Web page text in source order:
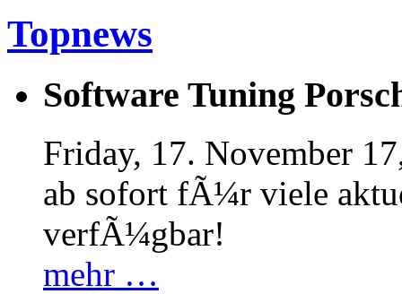
Topnews
Software Tuning
Friday, 17. November
ab sofort fÃ¼r viele
verfÃ¼gbar!
mehr …